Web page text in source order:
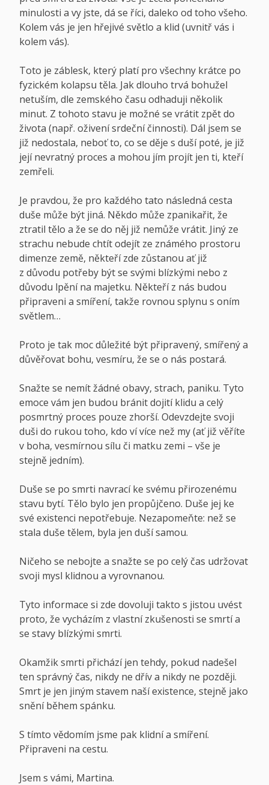
minulosti a vy jste, dá se říci, daleko od toho všeho.
Kolem vás je jen hřejivé světlo a klid (uvnitř vás i
kolem vás).
Toto je záblesk, který platí pro všechny krátce po
fyzickém kolapsu těla. Jak dlouho trvá bohužel
netuším, dle zemského času odhaduji několik
minut. Z tohoto stavu je možné se vrátit zpět do
života (např. oživení srdeční činnosti). Dál jsem se
již nedostala, neboť to, co se děje s duší poté, je již
její nevratný proces a mohou jím projít jen ti, kteří
zemřeli.
Je pravdou, že pro každého tato následná cesta
duše může být jiná. Někdo může zpanikařit, že
ztratil tělo a že se do něj již nemůže vrátit. Jiný ze
strachu nebude chtít odejít ze známého prostoru
dimenze země, někteří zde zůstanou ať již
z důvodu potřeby být se svými blízkými nebo z
důvodu lpění na majetku. Někteří z nás budou
připraveni a smíření, takže rovnou splynu s oním
světlem…
Proto je tak moc důležité být připravený, smířený a
důvěřovat bohu, vesmíru, že se o nás postará.
Snažte se nemít žádné obavy, strach, paniku. Tyto
emoce vám jen budou bránit dojití klidu a celý
posmrtný proces pouze zhorší. Odevzdejte svoji
duši do rukou toho, kdo ví více než my (ať již věříte
v boha, vesmírnou sílu či matku zemi – vše je
stejně jedním).
Duše se po smrti navrací ke svému přirozenému
stavu bytí. Tělo bylo jen propůjčeno. Duše jej ke
své existenci nepotřebuje. Nezapomeňte: než se
stala duše tělem, byla jen duší samou.
Ničeho se nebojte a snažte se po celý čas udržovat
svoji mysl klidnou a vyrovnanou.
Tyto informace si zde dovoluji takto s jistou uvést
proto, že vycházím z vlastní zkušenosti se smrtí a
se stavy blízkými smrti.
Okamžik smrti přichází jen tehdy, pokud nadešel
ten správný čas, nikdy ne dřív a nikdy ne později.
Smrt je jen jiným stavem naší existence, stejně jako
snění během spánku.
S tímto vědomím jsme pak klidní a smíření.
Připraveni na cestu.
Jsem s vámi, Martina.